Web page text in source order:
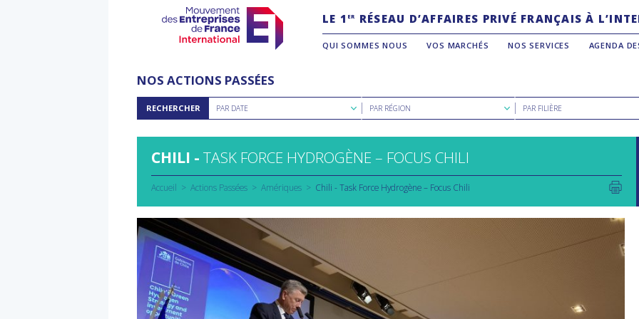
LE 1 ER RÉSEAU D’AFFAIRES PRIVÉ FRANÇAIS À
QUI SOMMES NOUS VOS MARCHÉS NOS SERVICES AGENDA
NOS ACTIONS PASSÉES
RECHERCHER
Rechercher
parPAR DATE
Rechercher
parPAR RÉGION
Rechercher
parPAR FILIÈRE
CHILI - TASK FORCE HYDROGÈNE – FOCUS CHILI
Accueil Actions Passées Amériques Chili - Task Force Hydrogène – Focus Chili